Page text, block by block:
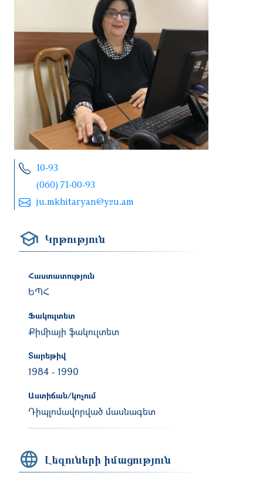
10-93
(060) 71-00-93
ju.mkhitaryan@ysu.am
Կրթություն
Հաստատություն
ԵՊՀ
Ֆակուլտետ
Քիմիայի ֆակուլտետ
Տարեթիվ
1984 - 1990
Աստիճան/կոչում
Դիպլոմավորված մասնագետ
Լեզուների իմացություն